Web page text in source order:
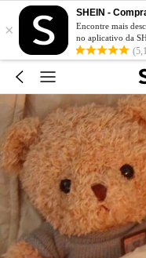
×
SHEIN -
Encontre mais
no aplicativo da